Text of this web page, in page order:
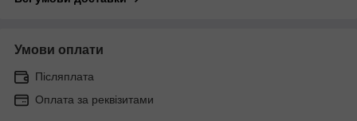
Умови оплати
Післяплата
Оплата за реквізитами